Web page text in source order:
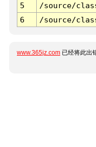
5
/source/
6
/source/
www.365jz.com 已经将此出